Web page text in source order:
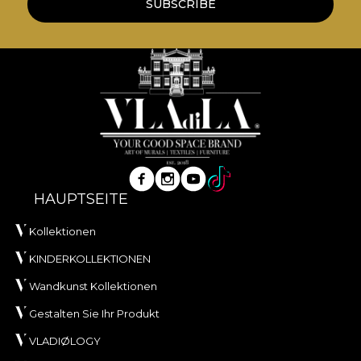
și aspect sofisticat, conceput pentru interioare în
care confortul tactil și eleganța vizuală sunt
esențiale. Realizat din100% poliester
material are o greutate de
300 g/mp
oferă consistență și o prezență vizuală bogată.
Materialul are tratamentWater Repellent
Fire Retardant , fiind potrivit atât
pentru utilizare rezidențială, cât și pentru proiecte
TEX Standard 100
Cu o lățime de142 ± 3 cm
rezistență la uzură, având
abraziune. Se evidențiază și prin comportament
și prin conformitatea la testul de inflamabilitate tip
SUBSCRIBE
HAUPTSEITE
Kollektionen
KINDERKOLLEKTIONEN
Wandkunst Kollektionen
Gestalten Sie Ihr Produkt
VLADIØLOGY